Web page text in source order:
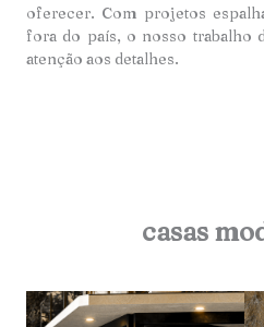
oferecer. Com projetos
fora do país, o nosso trabalho
atenção aos detalhes.
casas